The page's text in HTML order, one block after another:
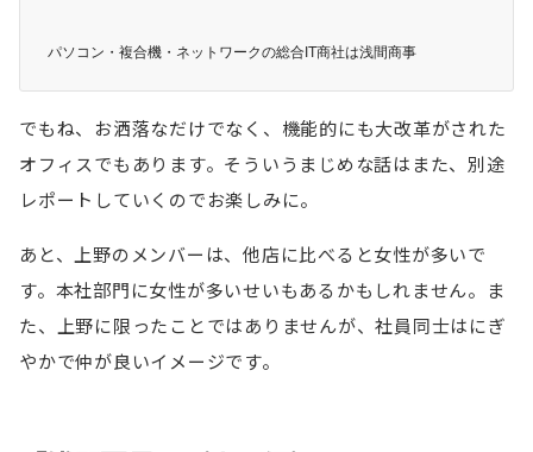
パソコン・複合機・ネットワークの総合IT商社は浅間商事
でもね、お洒落なだけでなく、機能的にも大改革がされた
オフィスでもあります。そういうまじめな話はまた、別途
レポートしていくのでお楽しみに。
あと、上野のメンバーは、他店に比べると女性が多いで
す。本社部門に女性が多いせいもあるかもしれません。ま
た、上野に限ったことではありませんが、社員同士はにぎ
やかで仲が良いイメージです。